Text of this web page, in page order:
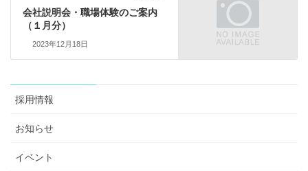
会社説明会・職場体験のご案内
（１月分）
2023年12月18日
採用情報
お知らせ
イベント